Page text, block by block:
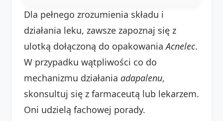
Dla pełnego zrozumienia składu i
działania leku, zawsze zapoznaj się z
ulotką dołączoną do opakowaniaAcnelec.
W przypadku wątpliwości co do
mechanizmu działania adapalenu,
skonsultuj się z farmaceutą lub lekarzem.
Oni udzielą fachowej porady.